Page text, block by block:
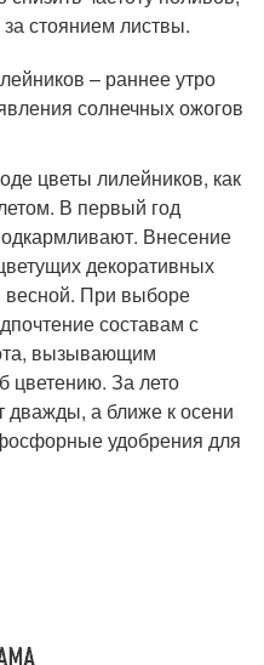
стоянием листвы.
– раннее утро
солнечных ожогов
цветы лилейников, как
В первый год
Внесение
декоративных
весной. При выборе
составам с
вызывающим
цветению. За лето
дважды, а ближе к осени
удобрения для